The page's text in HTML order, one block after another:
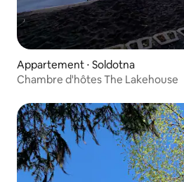
Appartement ⋅ Soldotna
Chambre d'hôtes The Lakehouse